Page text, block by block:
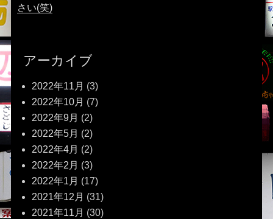
さい(笑)
アーカイブ
2022年11月 (3)
2022年10月 (7)
2022年9月 (2)
2022年5月 (2)
2022年4月 (2)
2022年2月 (3)
2022年1月 (17)
2021年12月 (31)
2021年11月 (30)